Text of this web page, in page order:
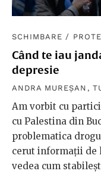
SCHIMBARE /
Când te iau
depresie
ANDRA MUREȘAN ,
Am vorbit cu
cu Palestina din
problematica
cerut informații de
vedea cum